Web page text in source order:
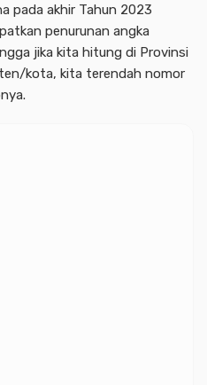
pada akhir Tahun 2023
penurunan angka
jika kita hitung di Provinsi
kota, kita terendah nomor